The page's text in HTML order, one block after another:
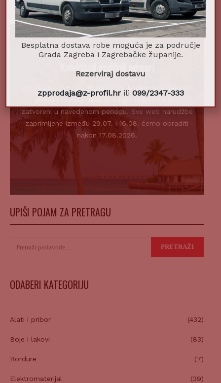
Kolektivni godišnji odmor!
godišnji odmor. Naši prodajni objekti će biti
zatvoreni u navedenom periodu. Sve web narudžbe
zaprimljene između 29.07. i 16.08. ćemo obraditi
nakon 17.08.2026.
UPIŠI POJAM ZA PRETRAGU
PRETRAŽI
ODABERI KATEGORIJU
Alati i pribor (432)
Boje i lakovi (83)
Bordure (7)
Elektromaterijal (39)
Besplatna dostava robe moguća je za područje
Grada Zagreba i Zagrebačke županije.
Rezerviraj dostavu
zpprodaja@z-profil.hrili 099/2347-333